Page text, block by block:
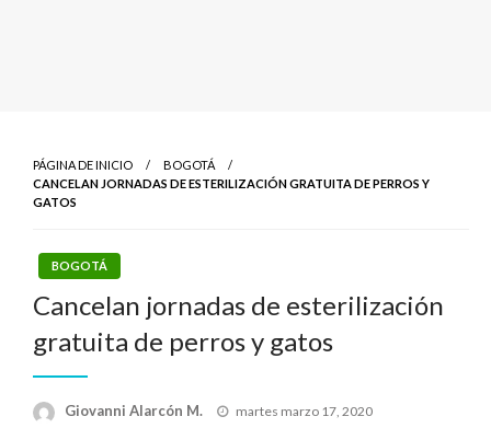
PÁGINA DE INICIO
BOGOTÁ
CANCELAN JORNADAS DE ESTERILIZACIÓN GRATUITA DE PERROS Y
GATOS
BOGOTÁ
Cancelan jornadas de esterilización
gratuita de perros y gatos
Giovanni Alarcón M.
Publicado
martes marzo 17, 2020